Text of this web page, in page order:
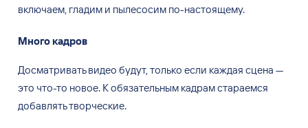
включаем, гладим и пылесосим по-настоящему.
Много кадров
Досматривать видео будут, только если каждая сцена —
это что-то новое. К обязательным кадрам стараемся
добавлять творческие.